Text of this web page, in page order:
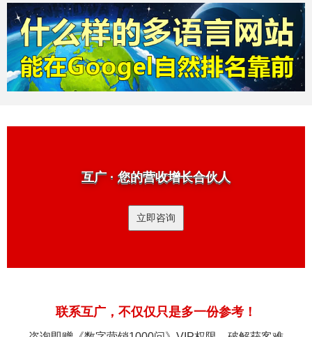
互广 · 您的营收增长合伙人
立即咨询
联系互广，不仅仅只是多一份参考！